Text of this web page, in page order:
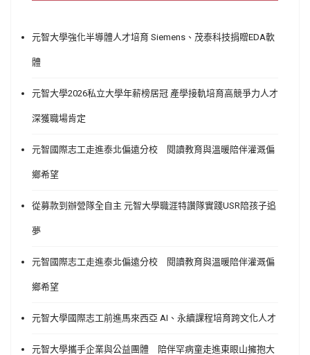
元智大學強化半導體人才培育 Siemens、茂泰科技捐贈EDA軟
體
元智大學2026私立大學年薪榜居冠 產學接軌培育高競爭力人才
深獲職場肯定
元智國際志工走進泰北偏遠分校 閱讀教育與溫暖陪伴灌溉偏
鄉希望
從募款到辦營隊全自主 元智大學職涯特讚隊實踐USR陪孩子追
夢
元智國際志工走進泰北偏遠分校 閱讀教育與溫暖陪伴灌溉偏
鄉希望
元智大學國際志工前進馬來西亞 AI、永續課程培育跨文化人才
元智大學攜手企業與公益團體 陪伴罕病童走進東眼山擁抱大